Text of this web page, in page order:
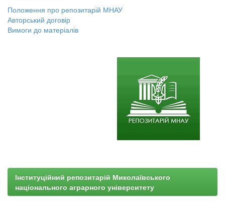
Положення про репозитарій МНАУ
Авторський договір
Вимоги до матеріалів
Інституційний репозитарій Миколаївського
національного аграрного університету